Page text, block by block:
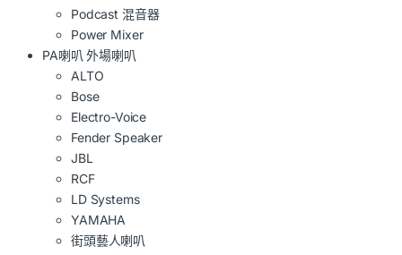
Podcast 混音器
Power Mixer
PA喇叭 外場喇叭
ALTO
Bose
Electro-Voice
Fender Speaker
JBL
RCF
LD Systems
YAMAHA
街頭藝人喇叭